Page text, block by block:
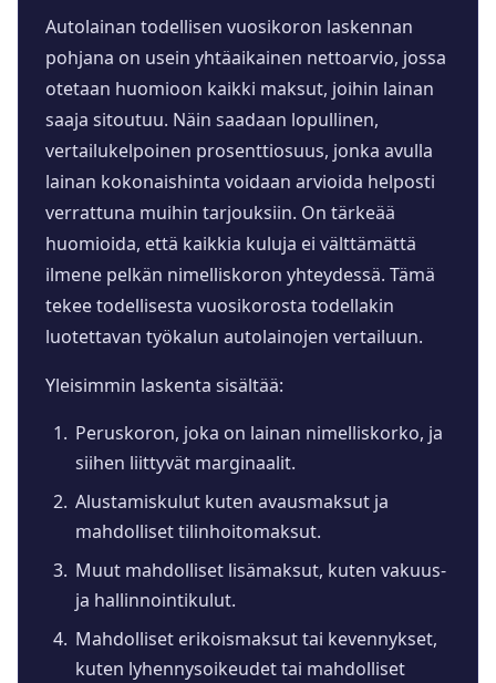
Autolainan todellisen vuosikoron laskennan
pohjana on usein yhtäaikainen nettoarvio, jossa
otetaan huomioon kaikki maksut, joihin lainan
saaja sitoutuu. Näin saadaan lopullinen,
vertailukelpoinen prosenttiosuus, jonka avulla
lainan kokonaishinta voidaan arvioida helposti
verrattuna muihin tarjouksiin. On tärkeää
huomioida, että kaikkia kuluja ei välttämättä
ilmene pelkän nimelliskoron yhteydessä. Tämä
tekee todellisesta vuosikorosta todellakin
luotettavan työkalun autolainojen vertailuun.
Yleisimmin laskenta sisältää:
Peruskoron, joka on lainan nimelliskorko, ja
siihen liittyvät marginaalit.
Alustamiskulut kuten avausmaksut ja
mahdolliset tilinhoitomaksut.
Muut mahdolliset lisämaksut, kuten vakuus-
ja hallinnointikulut.
Mahdolliset erikoismaksut tai kevennykset,
kuten lyhennysoikeudet tai mahdolliset